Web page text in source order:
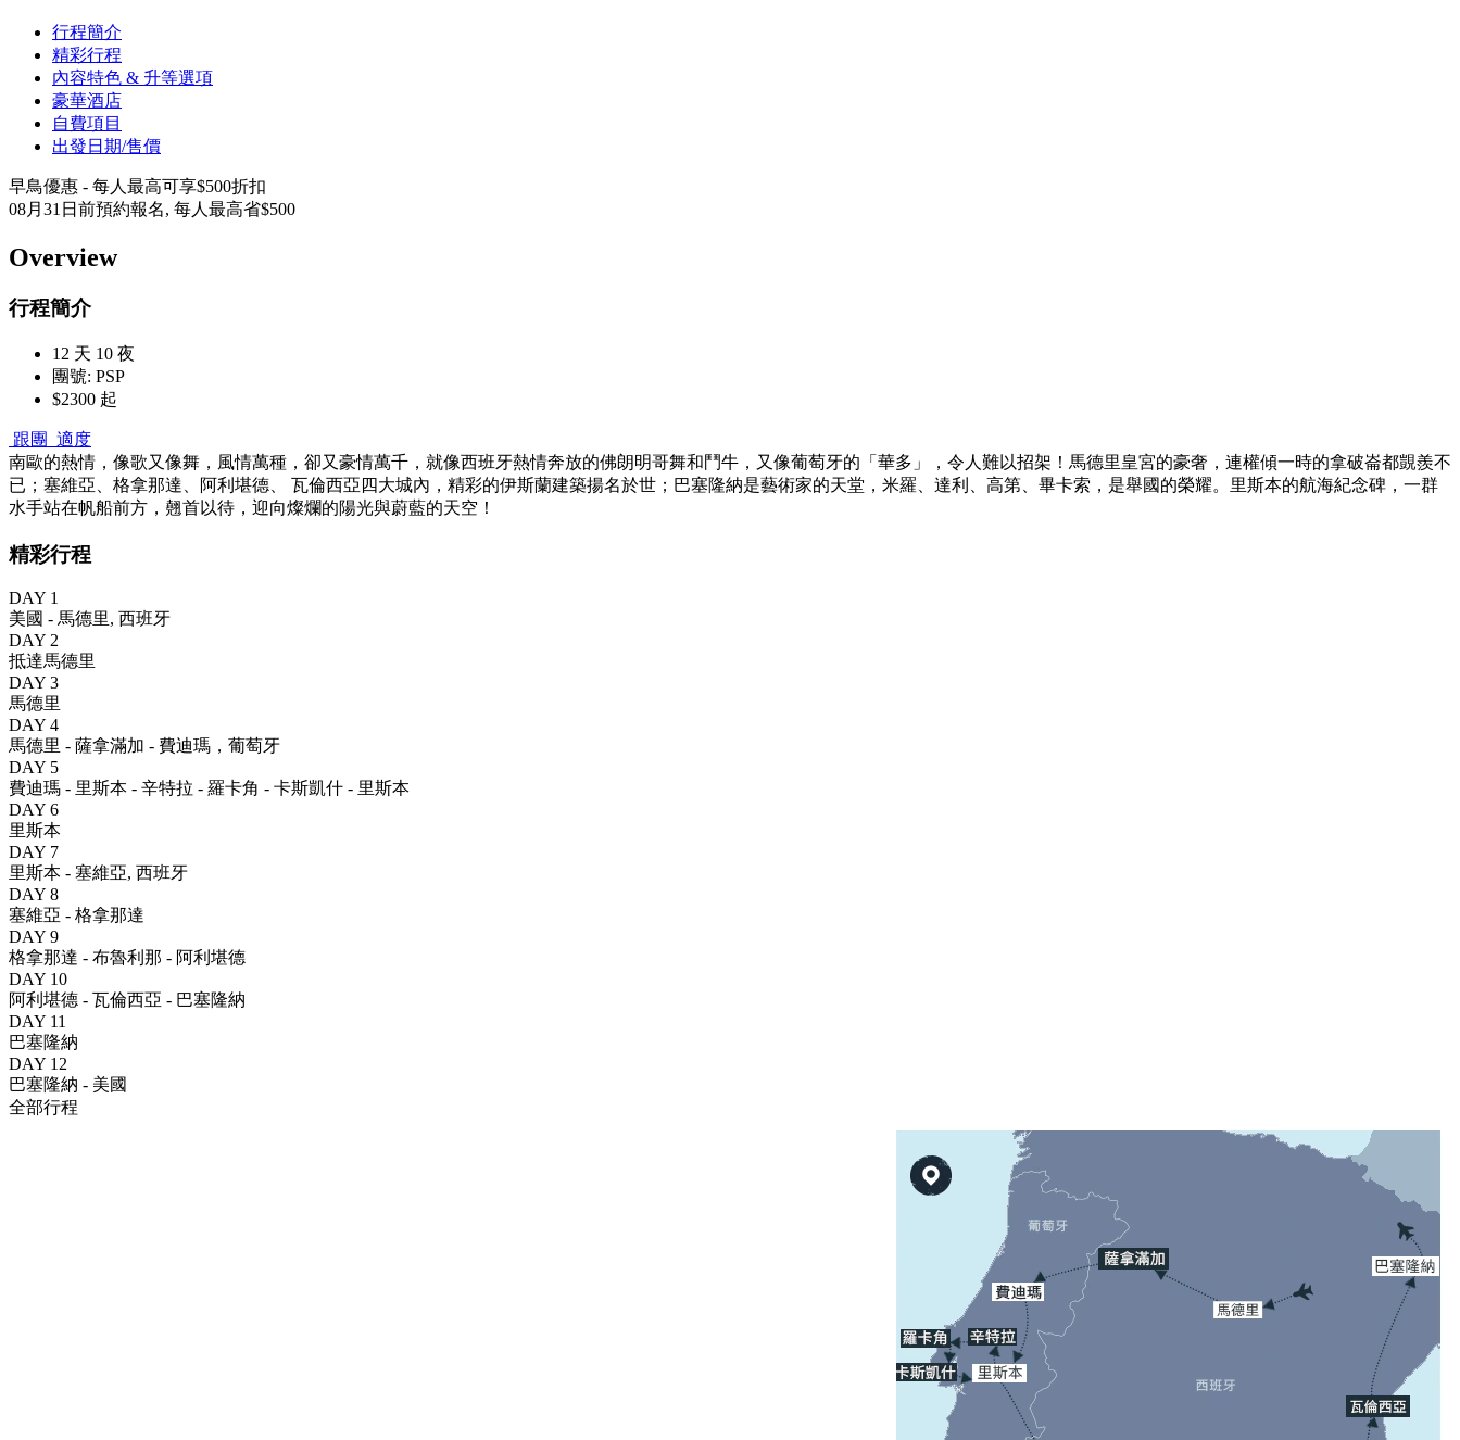
行程簡介
精彩行程
內容特色 & 升等選項
豪華酒店
自費項目
出發日期/售價
早鳥優惠 - 每人最高可享$500折扣
08月31日前預約報名, 每人最高省$500
Overview
行程簡介
12 天 10 夜
團號: PSP
$2300 起
跟團 適度
南歐的熱情，像歌又像舞，風情萬種，卻又豪情萬千，就像西班牙熱情奔放的佛朗明哥舞和鬥牛，又像葡萄牙的「華多」，令人難以招架！馬德里皇宮的豪奢，連權傾一時的拿破崙都覬羨不
已；塞維亞、格拿那達、阿利堪德、 瓦倫西亞四大城內，精彩的伊斯蘭建築揚名於世；巴塞隆納是藝術家的天堂，米羅、達利、高第、畢卡索，是舉國的榮耀。里斯本的航海紀念碑，一群
水手站在帆船前方，翹首以待，迎向燦爛的陽光與蔚藍的天空！
精彩行程
DAY 1
美國 - 馬德里, 西班牙
DAY 2
抵達馬德里
DAY 3
馬德里
DAY 4
馬德里 - 薩拿滿加 - 費迪瑪，葡萄牙
DAY 5
費迪瑪 - 里斯本 - 辛特拉 - 羅卡角 - 卡斯凱什 - 里斯本
DAY 6
里斯本
DAY 7
里斯本 - 塞維亞, 西班牙
DAY 8
塞維亞 - 格拿那達
DAY 9
格拿那達 - 布魯利那 - 阿利堪德
DAY 10
阿利堪德 - 瓦倫西亞 - 巴塞隆納
DAY 11
巴塞隆納
DAY 12
巴塞隆納 - 美國
全部行程